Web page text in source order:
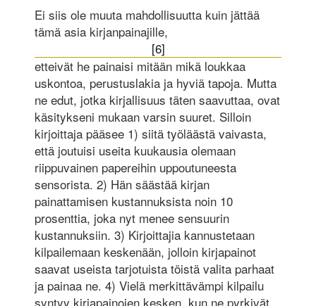
Ei siis ole muuta mahdollisuutta kuin jättää
tämä asia kirjanpainajille,
[6]
etteivät he painaisi mitään mikä loukkaa
uskontoa, perustuslakia ja hyviä tapoja. Mutta
ne edut, jotka kirjallisuus täten saavuttaa, ovat
käsitykseni mukaan varsin suuret. Silloin
kirjoittaja pääsee 1) siitä työläästä vaivasta,
että joutuisi useita kuukausia olemaan
riippuvainen papereihin uppoutuneesta
sensorista. 2) Hän säästää kirjan
painattamisen kustannuksista noin 10
prosenttia, joka nyt menee sensuurin
kustannuksiin. 3) Kirjoittajia kannustetaan
kilpailemaan keskenään, jolloin kirjapainot
saavat useista tarjotuista töistä valita parhaat
ja painaa ne. 4) Vielä merkittävämpi kilpailu
syntyy kirjapainojen kesken, kun ne pyrkivät